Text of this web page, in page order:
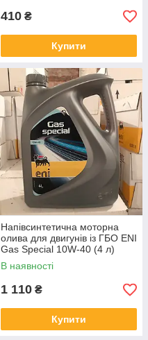
410 ₴
Купити
Напівсинтетична моторна
олива для двигунів із ГБО ENI
Gas Special 10W-40 (4 л)
В наявності
1 110 ₴
Купити